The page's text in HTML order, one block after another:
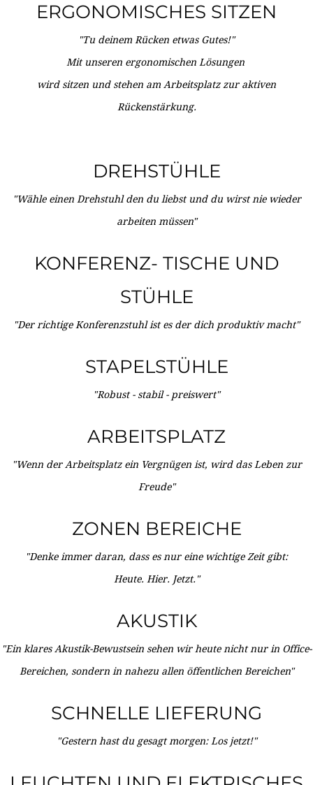
ERGONOMISCHES SITZEN
"Tu deinem Rücken etwas Gutes!"
Mit unseren ergonomischen Lösungen
wird sitzen und stehen am Arbeitsplatz zur aktiven
Rückenstärkung.
DREHSTÜHLE
"Wähle einen Drehstuhl den du liebst und du wirst nie wieder
arbeiten müssen"
KONFERENZ- TISCHE UND
STÜHLE
"Der richtige Konferenzstuhl ist es der dich produktiv macht"
STAPELSTÜHLE
"Robust - stabil - preiswert"
ARBEITSPLATZ
"Wenn der Arbeitsplatz ein Vergnügen ist, wird das Leben zur
Freude"
ZONEN BEREICHE
"Denke immer daran, dass es nur eine wichtige Zeit gibt:
Heute. Hier. Jetzt."
AKUSTIK
"Ein klares Akustik-Bewustsein sehen wir heute nicht nur in Office-
Bereichen, sondern in nahezu allen öffentlichen Bereichen"
SCHNELLE LIEFERUNG
"Gestern hast du gesagt morgen: Los jetzt!"